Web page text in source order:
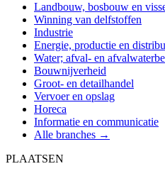
Landbouw, bosbouw en
Winning van delfstoffen
Industrie
Energie, productie en
Water; afval- en
Bouwnijverheid
Groot- en detailhandel
Vervoer en opslag
Horeca
Informatie en communicatie
Alle branches →
PLAATSEN